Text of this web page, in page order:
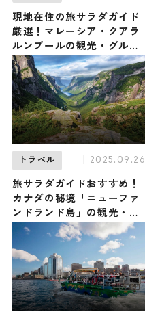
現地在住の旅サラダガイド
厳選！マレーシア・クアラ
ルンプールの観光・グル
メ・お土産 〜第2弾〜
トラベル | 2025.09.26
旅サラダガイドおすすめ！
カナダの秘境「ニューファ
ンドランド島」の観光・グ
ルメ・お土産